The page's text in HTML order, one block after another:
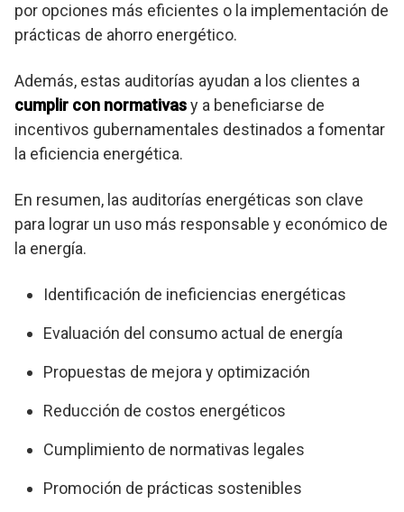
por opciones más eficientes o la implementación de
prácticas de ahorro energético.
Además, estas auditorías ayudan a los clientes a
cumplir con normativasy a beneficiarse de
incentivos gubernamentales destinados a fomentar
la eficiencia energética.
En resumen, las auditorías energéticas son clave
para lograr un uso más responsable y económico de
la energía.
Identificación de ineficiencias energéticas
Evaluación del consumo actual de energía
Propuestas de mejora y optimización
Reducción de costos energéticos
Cumplimiento de normativas legales
Promoción de prácticas sostenibles